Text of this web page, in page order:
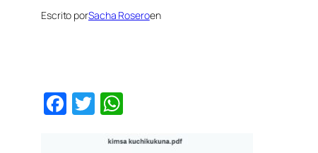
Escrito porSacha Roseroen
Facebook
Twitter